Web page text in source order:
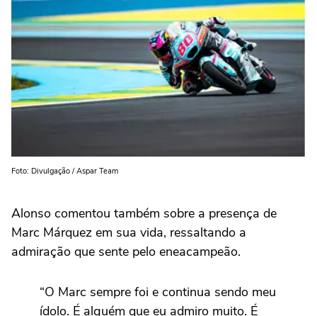
Foto: Divulgação / Aspar Team
Alonso comentou também sobre a presença de
Marc Márquez em sua vida, ressaltando a
admiração que sente pelo eneacampeão.
“O Marc sempre foi e continua sendo meu
ídolo. É alguém que eu admiro muito. É